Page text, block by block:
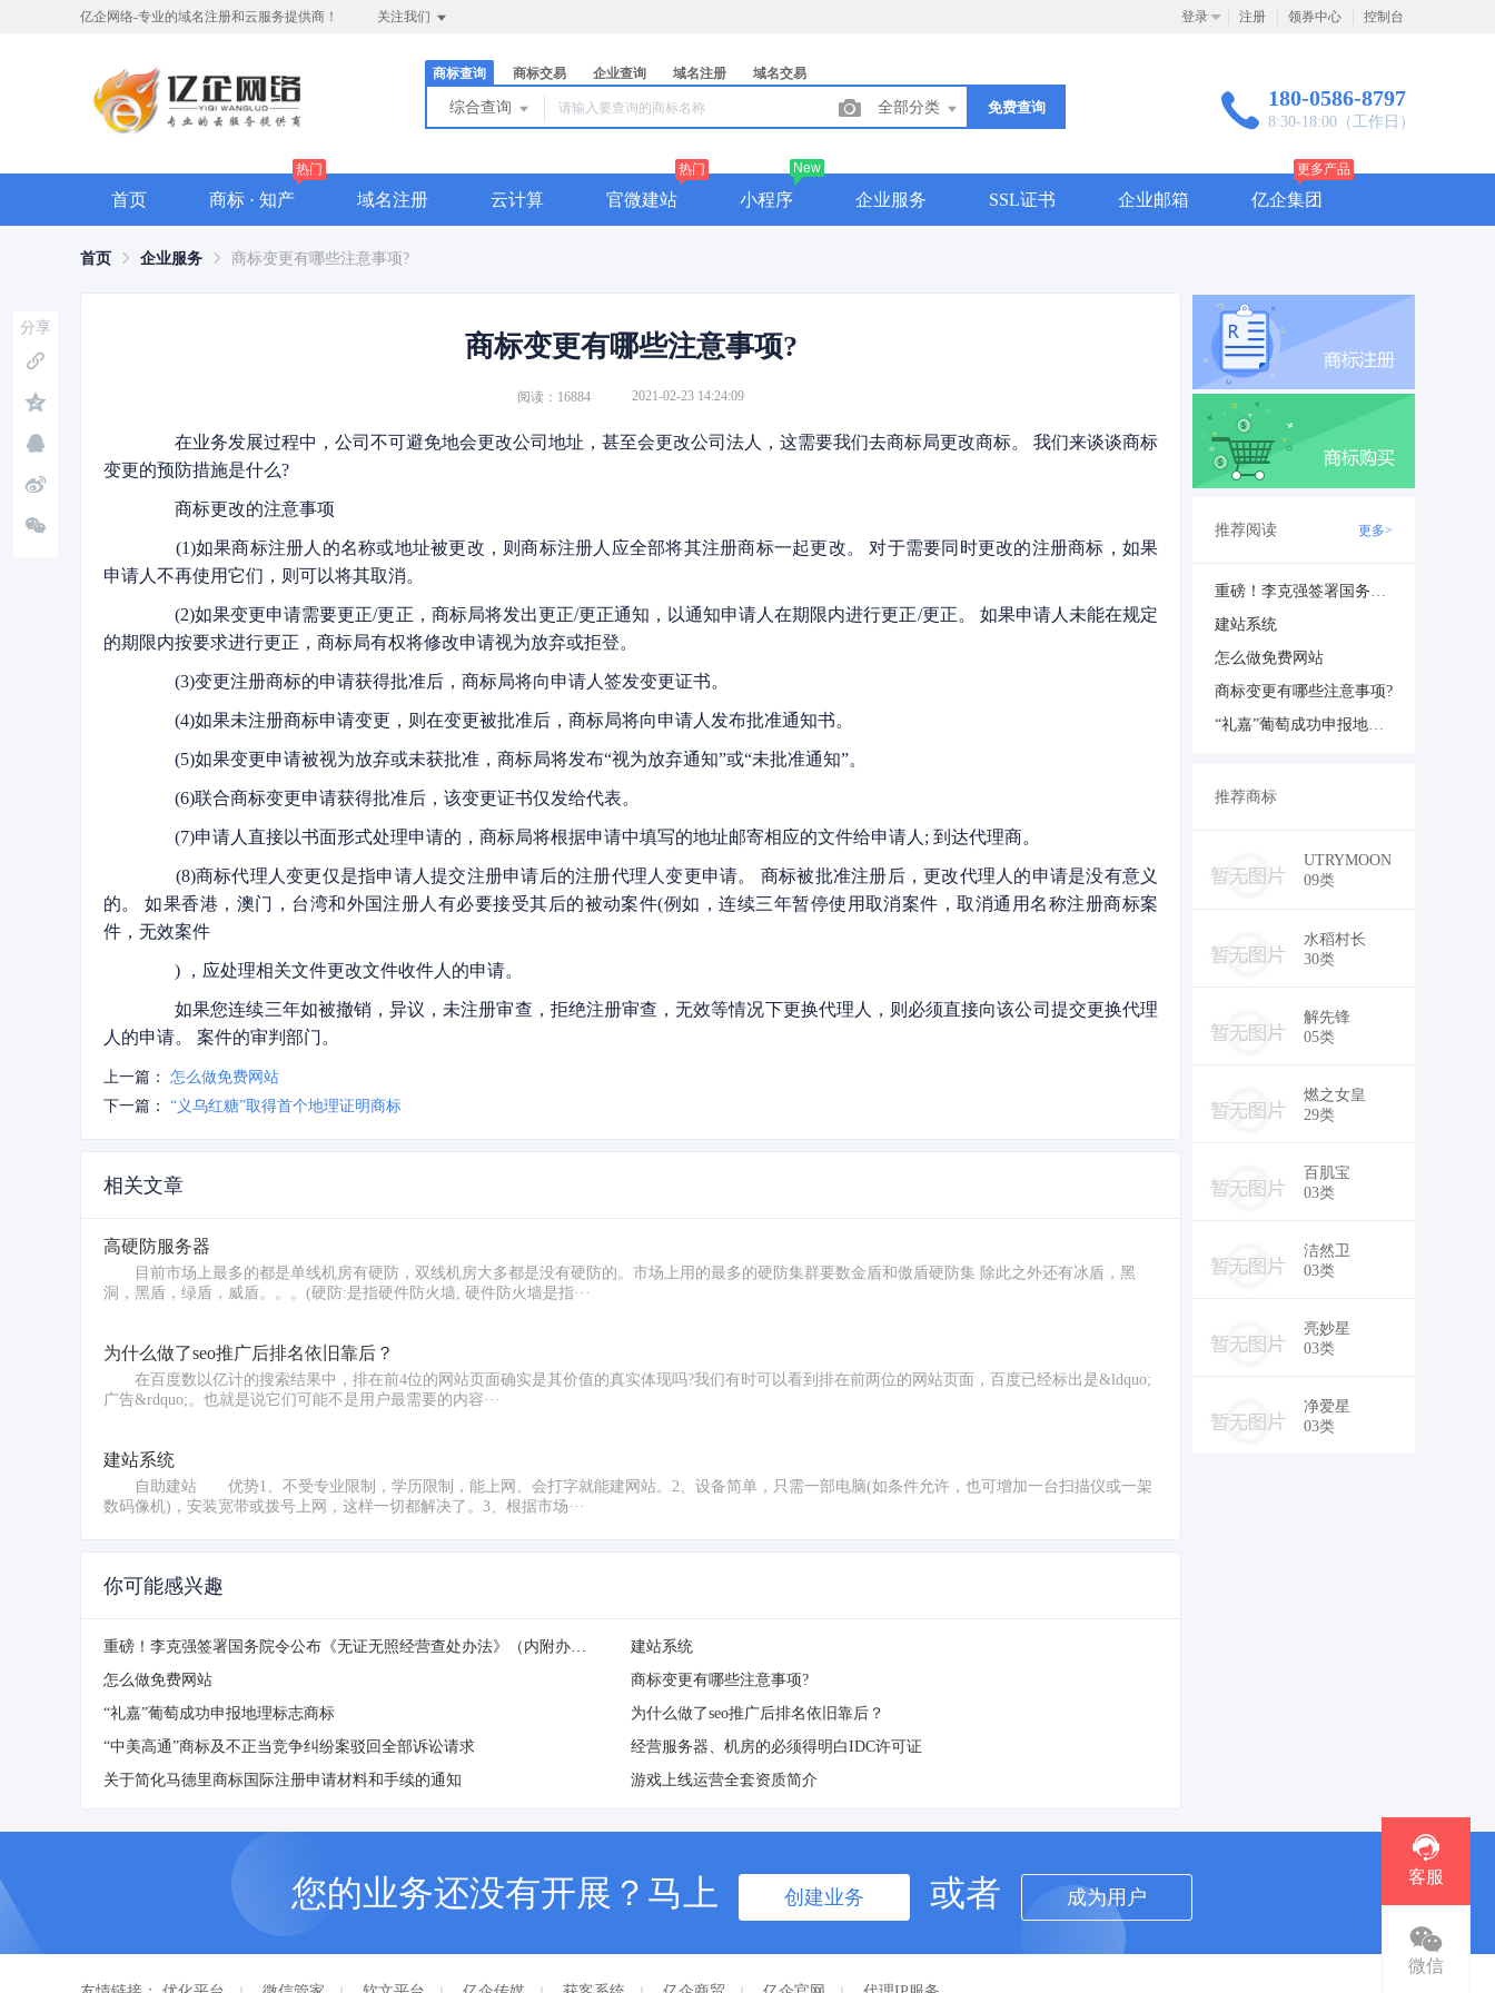
亿企网络-专业的域名注册和云服务提供商！ 关注我们 登录 注册 领券中心 控制台
商标查询 商标交易 企业查询 域名注册 域名交易
综合查询 全部分类 免费查询 180-0586-8797
8:30-18:00（工作日）
首页 商标 · 知产
热门
域名注册 云计算 官微建站
热门
小程序
New
企业服务 SSL证书 企业邮箱 亿企集团
更多产品
首页 企业服务 商标变更有哪些注意事项?
商标变更有哪些注意事项?
阅读：16884 2021-02-23 14:24:09
在业务发展过程中，公司不可避免地会更改公司地址，甚至会更改公司法人，这需要我们去商标局更改商标。 我们来谈谈商标
变更的预防措施是什么?
商标更改的注意事项
(1)如果商标注册人的名称或地址被更改，则商标注册人应全部将其注册商标一起更改。 对于需要同时更改的注册商标，如果
申请人不再使用它们，则可以将其取消。
(2)如果变更申请需要更正/更正，商标局将发出更正/更正通知，以通知申请人在期限内进行更正/更正。 如果申请人未能在规定
的期限内按要求进行更正，商标局有权将修改申请视为放弃或拒登。
(3)变更注册商标的申请获得批准后，商标局将向申请人签发变更证书。
(4)如果未注册商标申请变更，则在变更被批准后，商标局将向申请人发布批准通知书。
(5)如果变更申请被视为放弃或未获批准，商标局将发布“视为放弃通知”或“未批准通知”。
(6)联合商标变更申请获得批准后，该变更证书仅发给代表。
(7)申请人直接以书面形式处理申请的，商标局将根据申请中填写的地址邮寄相应的文件给申请人; 到达代理商。
(8)商标代理人变更仅是指申请人提交注册申请后的注册代理人变更申请。 商标被批准注册后，更改代理人的申请是没有意义
的。 如果香港，澳门，台湾和外国注册人有必要接受其后的被动案件(例如，连续三年暂停使用取消案件，取消通用名称注册商标案
件，无效案件
) ，应处理相关文件更改文件收件人的申请。
如果您连续三年如被撤销，异议，未注册审查，拒绝注册审查，无效等情况下更换代理人，则必须直接向该公司提交更换代理
人的申请。 案件的审判部门。
上一篇：
怎么做免费网站
下一篇：
“义乌红糖”取得首个地理证明商标
相关文章
高硬防服务器
目前市场上最多的都是单线机房有硬防，双线机房大多都是没有硬防的。市场上用的最多的硬防集群要数金盾和傲盾硬防集 除此之外还有冰盾，黑
洞，黑盾，绿盾，威盾。。。(硬防:是指硬件防火墙, 硬件防火墙是指···
为什么做了seo推广后排名依旧靠后？
在百度数以亿计的搜索结果中，排在前4位的网站页面确实是其价值的真实体现吗?我们有时可以看到排在前两位的网站页面，百度已经标出是&ldquo;
广告&rdquo;。也就是说它们可能不是用户最需要的内容···
建站系统
自助建站 优势1、不受专业限制，学历限制，能上网、会打字就能建网站。2、设备简单，只需一部电脑(如条件允许，也可增加一台扫描仪或一架
数码像机)，安装宽带或拨号上网，这样一切都解决了。3、根据市场···
你可能感兴趣
重磅！李克强签署国务院令公布《无证无照经营查处办法》（内附办法全文）
建站系统
怎么做免费网站
商标变更有哪些注意事项?
“礼嘉”葡萄成功申报地理标志商标
为什么做了seo推广后排名依旧靠后？
“中美高通”商标及不正当竞争纠纷案驳回全部诉讼请求
经营服务器、机房的必须得明白IDC许可证
关于简化马德里商标国际注册申请材料和手续的通知
游戏上线运营全套资质简介
推荐阅读 更多>
重磅！李克强签署国务院令公布《无证无照经营查处办法》（内附办法全文）
建站系统
怎么做免费网站
商标变更有哪些注意事项?
“礼嘉”葡萄成功申报地理标志商标
推荐商标
UTRYMOON
09类
￥5,600
水稻村长
30类
￥14,000
解先锋
05类
￥14,800
燃之女皇
29类
￥24,000
百肌宝
03类
￥19,000
洁然卫
03类
￥15,800
亮妙星
03类
￥19,000
净爱星
03类
￥28,000
分享
您的业务还没有开展？马上 创建业务 或者 成为用户
客服
微信